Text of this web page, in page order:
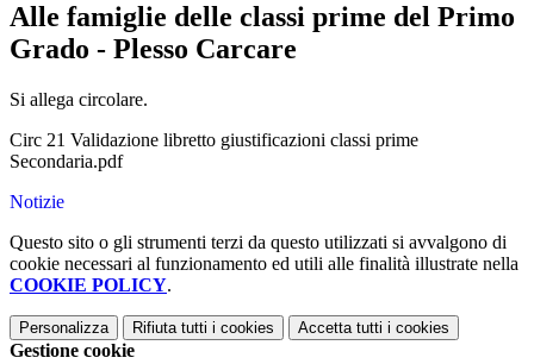
Alle famiglie delle classi prime del Primo
Grado - Plesso Carcare
Si allega circolare.
Circ 21 Validazione libretto giustificazioni classi prime
Secondaria.pdf
Notizie
Questo sito o gli strumenti terzi da questo utilizzati si avvalgono di
cookie necessari al funzionamento ed utili alle finalità illustrate nella
COOKIE POLICY.
Personalizza Rifiuta tutti i cookies Accetta tutti i cookies
Gestione cookie